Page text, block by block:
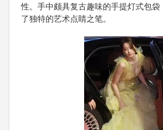
性。手中颇具复古趣味的手提灯式包
了独特的艺术点睛之笔。